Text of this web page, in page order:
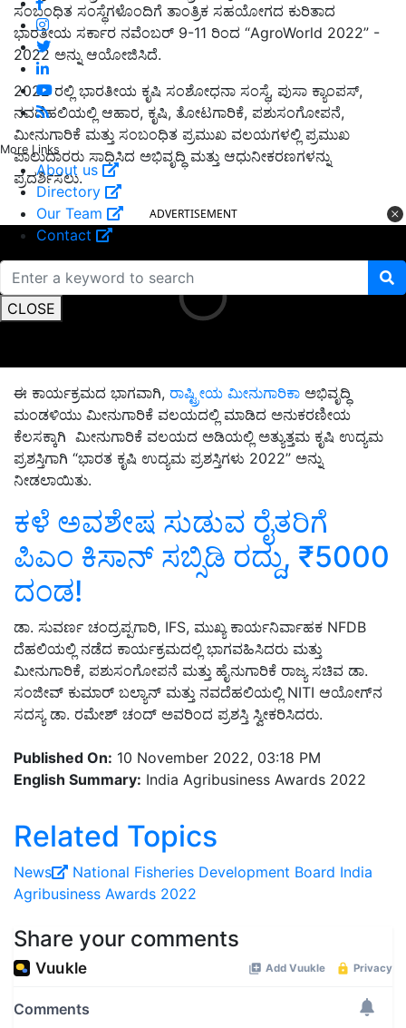
More Links
About us
Directory
Our Team
Contact
CLOSE
ಸಂಬಂಧಿತ ಸಂಸ್ಥೆಗಳೊಂದಿಗೆ ತಾಂತ್ರಿಕ ಸಹಯೋಗದ ಕುರಿತಾದ
ಭಾರತೀಯ ಸರ್ಕಾರ ನವೆಂಬರ್ 9-11 ರಿಂದ “AgroWorld 2022” -
2022 ಅನ್ನು ಆಯೋಜಿಸಿದೆ.
2022 ರಲ್ಲಿ ಭಾರತೀಯ ಕೃಷಿ ಸಂಶೋಧನಾ ಸಂಸ್ಥೆ, ಪುಸಾ ಕ್ಯಾಂಪಸ್,
ನವದೆಹಲಿಯಲ್ಲಿ ಆಹಾರ, ಕೃಷಿ, ತೋಟಗಾರಿಕೆ, ಪಶುಸಂಗೋಪನೆ,
ಮೀನುಗಾರಿಕೆ ಮತ್ತು ಸಂಬಂಧಿತ ಪ್ರಮುಖ ವಲಯಗಳಲ್ಲಿ ಪ್ರಮುಖ
ಪಾಲುದಾರರು ಸಾಧಿಸಿದ ಅಭಿವೃದ್ಧಿ ಮತ್ತು ಆಧುನೀಕರಣಗಳನ್ನು
ಪ್ರದರ್ಶಿಸಲು.
ADVERTISEMENT
ಈ ಕಾರ್ಯಕ್ರಮದ ಭಾಗವಾಗಿ, ರಾಷ್ಟ್ರೀಯ ಮೀನುಗಾರಿಕಾ ಅಭಿವೃದ್ಧಿ
ಮಂಡಳಿಯು ಮೀನುಗಾರಿಕೆ ವಲಯದಲ್ಲಿ ಮಾಡಿದ ಅನುಕರಣೀಯ
ಕೆಲಸಕ್ಕಾಗಿ ಮೀನುಗಾರಿಕೆ ವಲಯದ ಅಡಿಯಲ್ಲಿ ಅತ್ಯುತ್ತಮ ಕೃಷಿ ಉದ್ಯಮ
ಪ್ರಶಸ್ತಿಗಾಗಿ “ಭಾರತ ಕೃಷಿ ಉದ್ಯಮ ಪ್ರಶಸ್ತಿಗಳು 2022” ಅನ್ನು
ನೀಡಲಾಯಿತು.
ಕಳೆ ಅವಶೇಷ ಸುಡುವ ರೈತರಿಗೆ
ಪಿಎಂ ಕಿಸಾನ್‌ ಸಬ್ಸಿಡಿ ರದ್ದು, ₹5000
ದಂಡ!
ಡಾ. ಸುವರ್ಣ ಚಂದ್ರಪ್ಪಗಾರಿ, IFS, ಮುಖ್ಯ ಕಾರ್ಯನಿರ್ವಾಹಕ NFDB
ದೆಹಲಿಯಲ್ಲಿ ನಡೆದ ಕಾರ್ಯಕ್ರಮದಲ್ಲಿ ಭಾಗವಹಿಸಿದರು ಮತ್ತು
ಮೀನುಗಾರಿಕೆ, ಪಶುಸಂಗೋಪನೆ ಮತ್ತು ಹೈನುಗಾರಿಕೆ ರಾಜ್ಯ ಸಚಿವ ಡಾ.
ಸಂಜೀವ್ ಕುಮಾರ್ ಬಲ್ಯಾನ್ ಮತ್ತು ನವದೆಹಲಿಯಲ್ಲಿ NITI ಆಯೋಗ್‌ನ
ಸದಸ್ಯ ಡಾ. ರಮೇಶ್ ಚಂದ್ ಅವರಿಂದ ಪ್ರಶಸ್ತಿ ಸ್ವೀಕರಿಸಿದರು.
Published On: 10 November 2022, 03:18 PM
English Summary: India Agribusiness Awards 2022
Related Topics
News National Fisheries Development Board India
Agribusiness Awards 2022
Share your comments